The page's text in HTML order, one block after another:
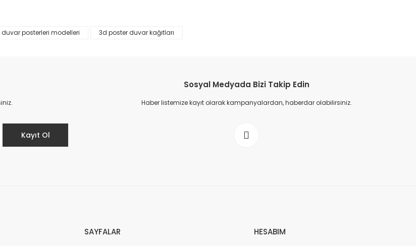
Gönder
duvar posterleri modelleri 3d poster duvar kağıtları
Kayıt Ol
Sosyal Medyada Bizi Takip Edin
Haber listemize kayıt olarak kampanyalardan, haberdar olabilirsiniz.
SAYFALAR HESABIM